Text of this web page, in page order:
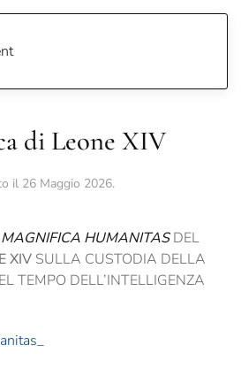
UPS
di Leone XIV
il 26 Maggio 2026.
MAGNIFICA HUMANITASDEL
XIV SULLA CUSTODIA DELLA
TEMPO DELL’INTELLIGENZA